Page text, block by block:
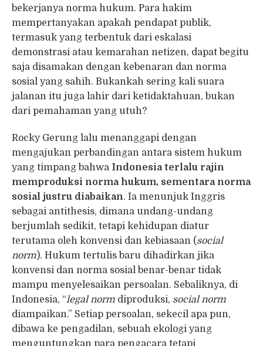
bekerjanya norma hukum. Para hakim
mempertanyakan apakah pendapat publik,
termasuk yang terbentuk dari eskalasi
demonstrasi atau kemarahan netizen, dapat begitu
saja disamakan dengan kebenaran dan norma
sosial yang sahih. Bukankah sering kali suara
jalanan itu juga lahir dari ketidaktahuan, bukan
dari pemahaman yang utuh?
Rocky Gerung lalu menanggapi dengan
mengajukan perbandingan antara sistem hukum
yang timpang bahwa Indonesia terlalu rajin
memproduksi norma hukum, sementara norma
sosial justru diabaikan. Ia menunjuk Inggris
sebagai antithesis, dimana undang-undang
berjumlah sedikit, tetapi kehidupan diatur
terutama oleh konvensi dan kebiasaan (social
norm). Hukum tertulis baru dihadirkan jika
konvensi dan norma sosial benar-benar tidak
mampu menyelesaikan persoalan. Sebaliknya, di
Indonesia, “legal norm diproduksi, social norm
diampaikan.” Setiap persoalan, sekecil apa pun,
dibawa ke pengadilan, sebuah ekologi yang
menguntungkan para pengacara tetapi